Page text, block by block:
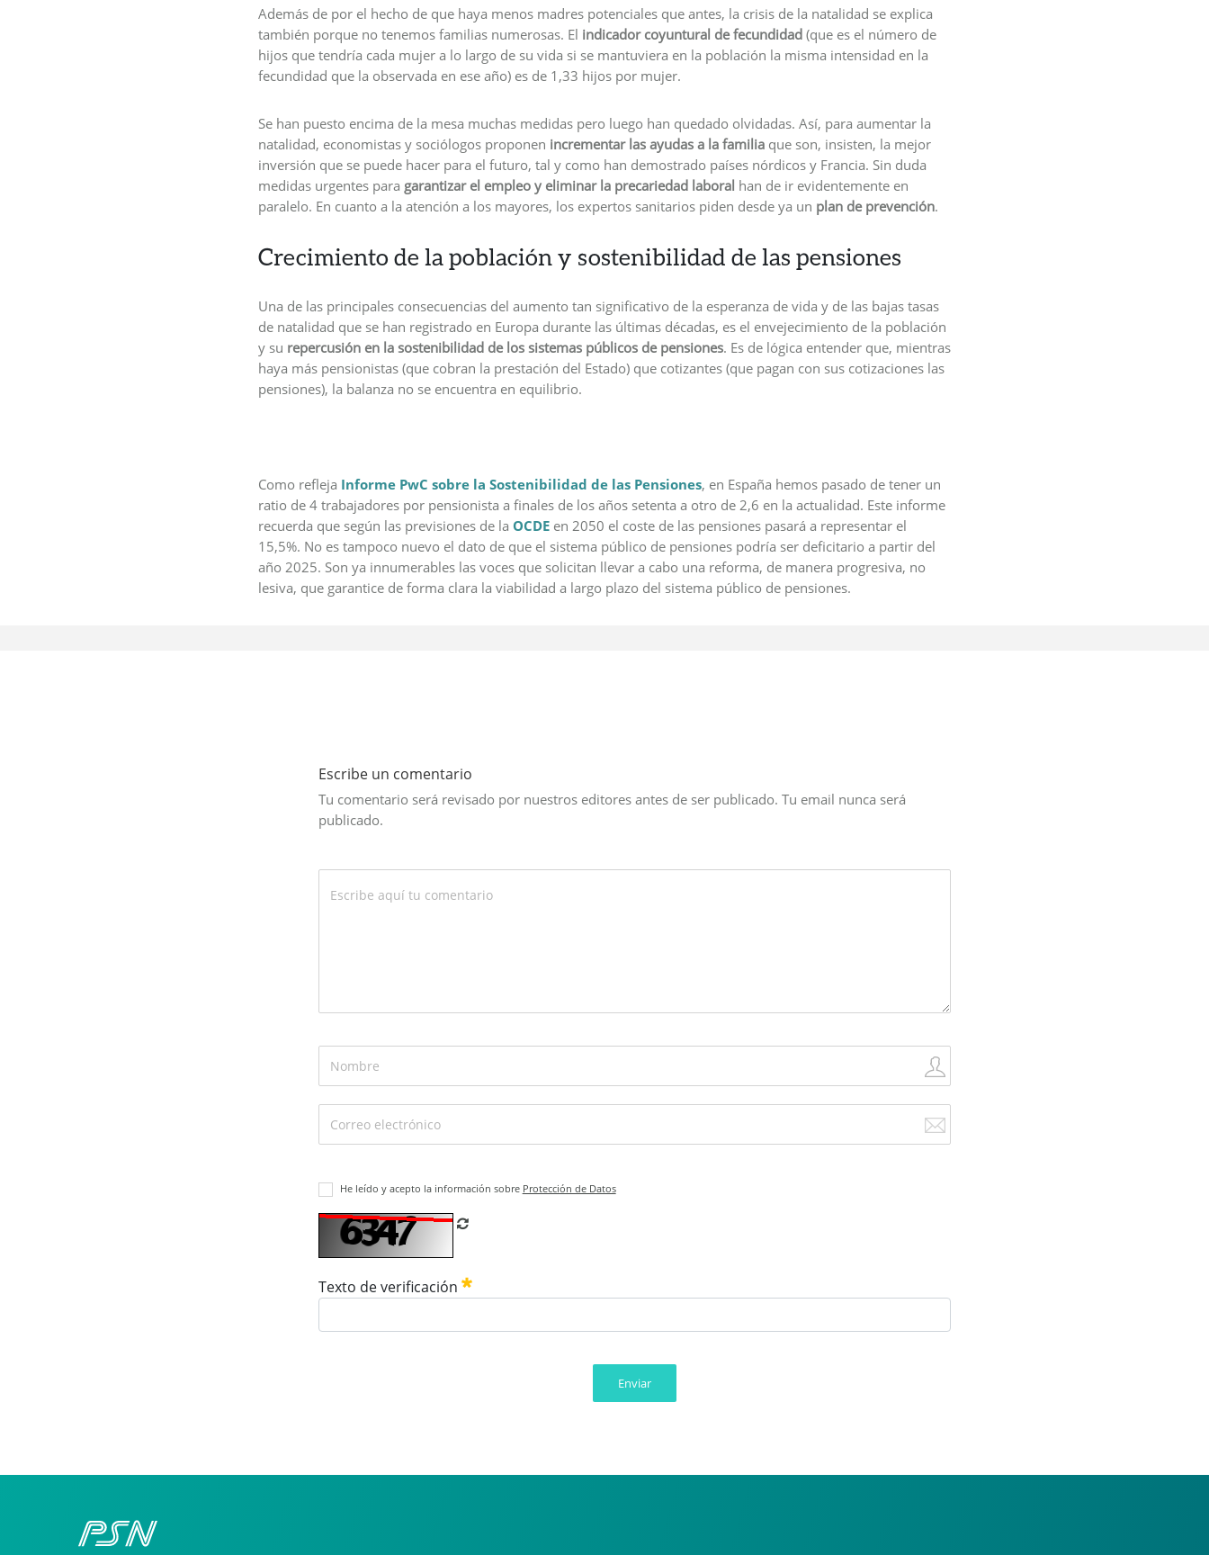
Además de por el hecho de que haya menos madres potenciales que antes, la crisis de la natalidad se explica
también porque no tenemos familias numerosas. El indicador coyuntural de fecundidad (que es el número de
hijos que tendría cada mujer a lo largo de su vida si se mantuviera en la población la misma intensidad en la
fecundidad que la observada en ese año) es de 1,33 hijos por mujer.
Se han puesto encima de la mesa muchas medidas pero luego han quedado olvidadas. Así, para aumentar la
natalidad, economistas y sociólogos proponen incrementar las ayudas a la familia que son, insisten, la mejor
inversión que se puede hacer para el futuro, tal y como han demostrado países nórdicos y Francia. Sin duda
medidas urgentes para garantizar el empleo y eliminar la precariedad laboral han de ir evidentemente en
paralelo. En cuanto a la atención a los mayores, los expertos sanitarios piden desde ya un plan de prevención.
Crecimiento de la población y sostenibilidad de las pensiones
Una de las principales consecuencias del aumento tan significativo de la esperanza de vida y de las bajas tasas
de natalidad que se han registrado en Europa durante las últimas décadas, es el envejecimiento de la población
y su repercusión en la sostenibilidad de los sistemas públicos de pensiones. Es de lógica entender que, mientras
haya más pensionistas (que cobran la prestación del Estado) que cotizantes (que pagan con sus cotizaciones las
pensiones), la balanza no se encuentra en equilibrio.
Como refleja Informe PwC sobre la Sostenibilidad de las Pensiones, en España hemos pasado de tener un
ratio de 4 trabajadores por pensionista a finales de los años setenta a otro de 2,6 en la actualidad. Este informe
recuerda que según las previsiones de la OCDE en 2050 el coste de las pensiones pasará a representar el
15,5%. No es tampoco nuevo el dato de que el sistema público de pensiones podría ser deficitario a partir del
año 2025. Son ya innumerables las voces que solicitan llevar a cabo una reforma, de manera progresiva, no
lesiva, que garantice de forma clara la viabilidad a largo plazo del sistema público de pensiones.
Escribe un comentario
Tu comentario será revisado por nuestros editores antes de ser publicado. Tu email nunca será
publicado.
He leído y acepto la información sobre Protección de Datos
Refrescar CAPTCHA
Texto de verificación
Enviar